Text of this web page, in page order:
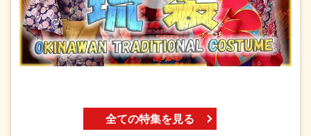
全ての特集を見る